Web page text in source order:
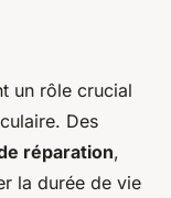
un rôle crucial
Des
réparation,
la durée de vie